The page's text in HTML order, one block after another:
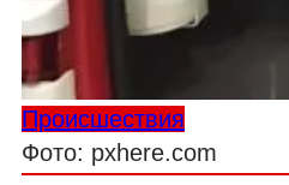
Происшествия
Фото: pxhere.com